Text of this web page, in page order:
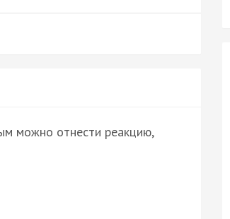
можно отнести реакцию,